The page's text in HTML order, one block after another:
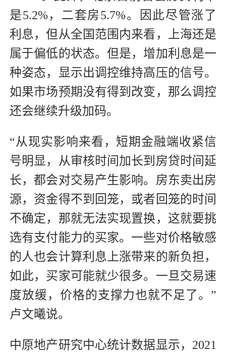
是5.2%，二套房5.7%。因此尽管涨了
利息，但从全国范围内来看，上海还是
属于偏低的状态。但是，增加利息是一
种姿态，显示出调控维持高压的信号。
如果市场预期没有得到改变，那么调控
还会继续升级加码。
“从现实影响来看，短期金融端收紧信
号明显，从审核时间加长到房贷时间延
长，都会对交易产生影响。房东卖出房
源，资金得不到回笼，或者回笼的时间
不确定，那就无法实现置换，这就要挑
选有支付能力的买家。一些对价格敏感
的人也会计算利息上涨带来的新负担，
如此，买家可能就少很多。一旦交易速
度放缓，价格的支撑力也就不足了。”
卢文曦说。
中原地产研究中心统计数据显示，2021